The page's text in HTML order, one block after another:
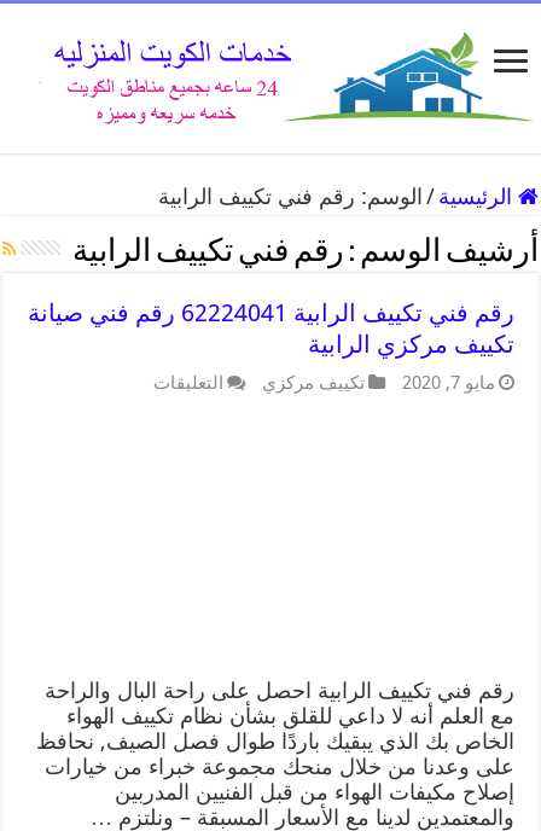
الرئيسية / الوسم: رقم فني تكييف الرابية
أرشيف الوسم : رقم فني تكييف الرابية
رقم فني تكييف الرابية 62224041 رقم فني صيانة
تكييف مركزي الرابية
مايو 7, 2020 تكييف مركزي التعليقات
رقم فني تكييف الرابية احصل على راحة البال والراحة
مع العلم أنه لا داعي للقلق بشأن نظام تكييف الهواء
الخاص بك الذي يبقيك باردًا طوال فصل الصيف, نحافظ
على وعدنا من خلال منحك مجموعة خبراء من خيارات
إصلاح مكيفات الهواء من قبل الفنيين المدربين
والمعتمدين لدينا مع الأسعار المسبقة – ونلتزم …